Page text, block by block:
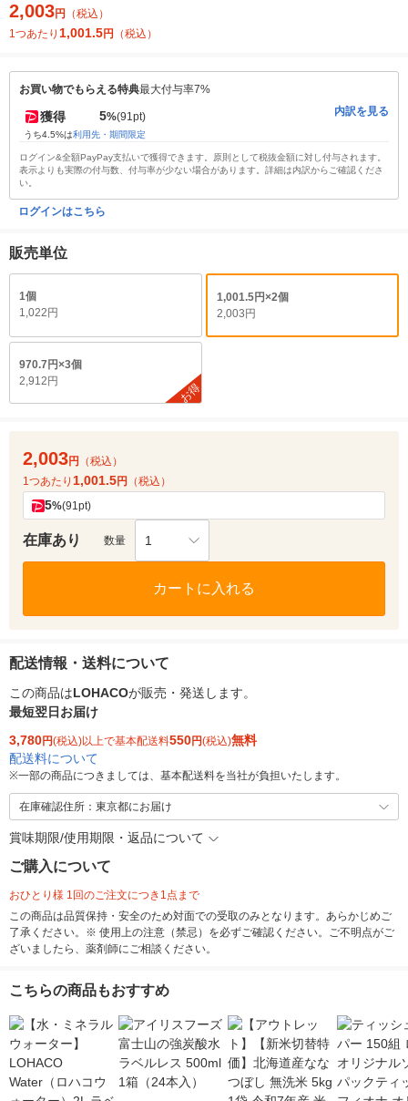
2,003円
（税込）
1つあたり 1,001.5円 （税込）
お買い物でもらえる特典最大付与率7%
獲得 5%(91pt)
うち4.5%は利用先・期間限定
内訳を見る
ログイン&全額PayPay支払いで獲得できます。原則として税抜金額に対し付与されます。
表示よりも実際の付与数、付与率が少ない場合があります。詳細は内訳からご確認くださ
い。
ログインはこちら
販売単位
1個
1,022円
1,001.5円×2個
2,003円
970.7円×3個
2,912円
お得
2,003円
（税込）
1つあたり 1,001.5円 （税込）
5%(91pt)
在庫あり 数量 1
カートに入れる
配送情報・送料について
この商品はLOHACOが販売・発送します。
最短翌日お届け
3,780円(税込)以上で基本配送料550円(税込)無料
配送料について
※一部の商品につきましては、基本配送料を当社が負担いたします。
在庫確認住所：東京都にお届け
賞味期限/使用期限・返品について
ご購入について
おひとり様 1回のご注文につき1点まで
この商品は品質保持・安全のため対面での受取のみとなります。あらかじめご
了承ください。※ 使用上の注意（禁忌）を必ずご確認ください。ご不明点がご
ざいましたら、薬剤師にご相談ください。
こちらの商品もおすすめ